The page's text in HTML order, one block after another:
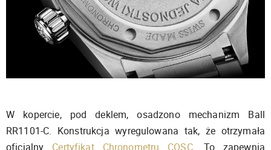
W kopercie, pod deklem, osadzono mechanizm Ball
RR1101-C. Konstrukcja wyregulowana tak, że otrzymała
oficjalny Certyfikat Chronometru COSC. To zapewnia